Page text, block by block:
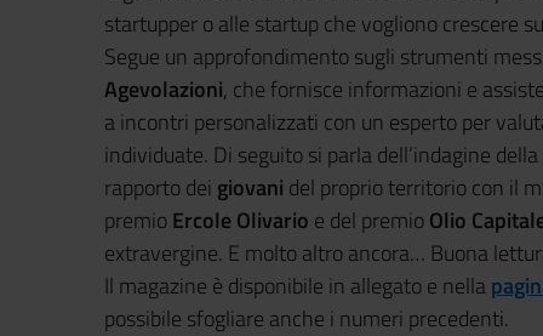
startupper o alle startup che vogliono crescere
Segue un approfondimento sugli strumenti
Agevolazioni, che fornisce informazioni e
a incontri personalizzati con un esperto per
individuate. Di seguito si parla dell’indagine della
rapporto dei giovani del proprio territorio con il
premioErcole Olivario e del premioOlio
extravergine. E molto altro ancora… Buona
Il magazine è disponibile in allegato e nella
possibile sfogliare anche i numeri precedenti.